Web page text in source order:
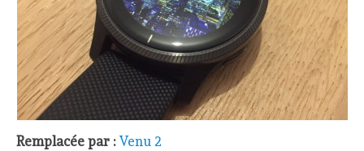
Remplacée par : Venu 2